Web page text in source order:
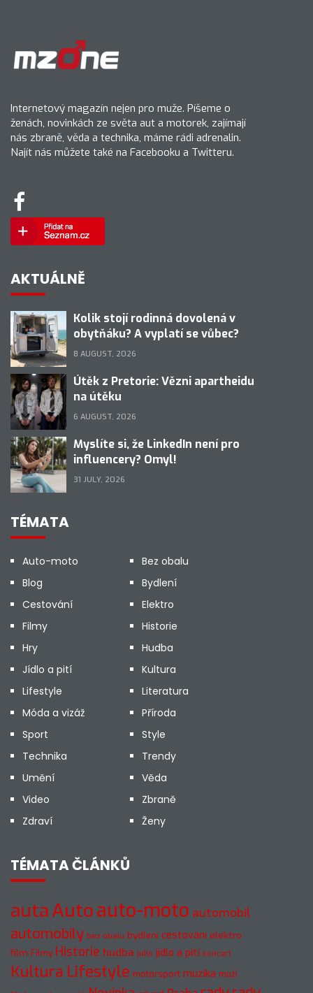
Internetový magazín nejen pro muže. Píšeme o
ženách, novinkách ze světa aut a motorek, zajímají
nás zbraně, věda a technika, máme rádi adrenalin.
Najít nás můžete také na Facebooku a Twitteru.
AKTUÁLNĚ
Kolik stojí rodinná dovolená v
obytňáku? A vyplatí se vůbec?
8 AUGUST, 2026
Útěk z Pretorie: Vězni apartheidu
na útěku
6 AUGUST, 2026
Myslíte si, že LinkedIn není pro
influencery? Omyl!
31 JULY, 2026
TÉMATA
Auto-moto
Bez obalu
Blog
Bydlení
Cestování
Elektro
Filmy
Historie
Hry
Hudba
Jídlo a pití
Kultura
Lifestyle
Literatura
Móda a vizáž
Příroda
Sport
Style
Technika
Trendy
Umění
Věda
Video
Zbraně
Zdraví
Ženy
TÉMATA ČLÁNKŮ
autaAutoauto-moto automobil
automobily bez obalu bydlení cestování elektro
film Filmy Historie hudba jídlo jídlo a pití koncert
Kultura Lifestyle motorsport muzika muži